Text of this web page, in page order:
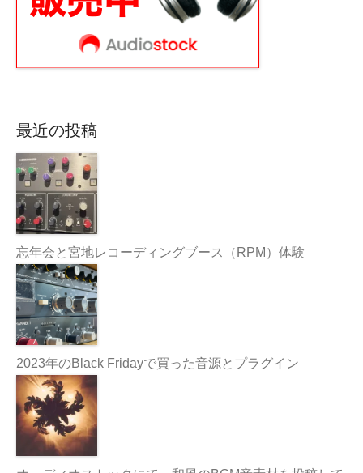
最近の投稿
忘年会と宮地レコーディングブース（RPM）体験
2023年のBlack Fridayで買った音源とプラグイン